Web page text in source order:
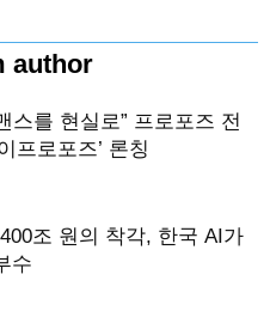
author
스를 현실로” 프로포즈 전
프로포즈’ 론칭
조 원의 착각, 한국 AI가
수